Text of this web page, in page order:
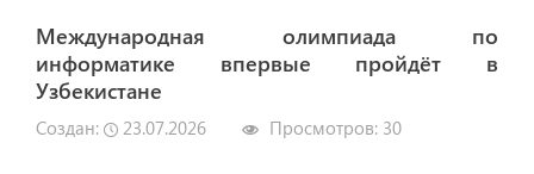
Международная олимпиада по
информатике впервые пройдёт в
Узбекистане
Создан: 23.07.2026 Просмотров: 30